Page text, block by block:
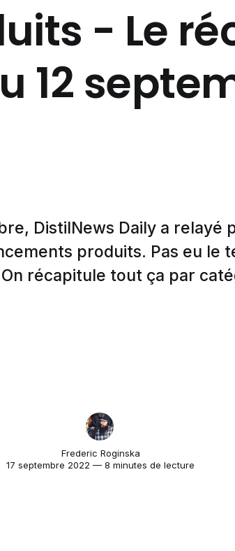
- Le
12
DistilNews Daily a relayé
produits. Pas eu le
récapitule tout ça par
Frederic Roginska
17 septembre 2022 — 8 minutes de lecture